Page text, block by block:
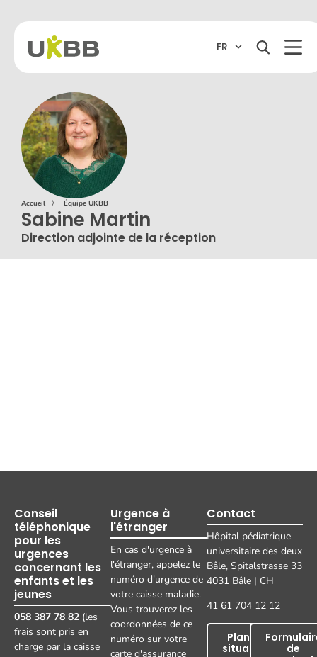
FR
Accueil 〉 Équipe UKBB
Sabine Martin
Direction adjointe de la réception
Conseil
téléphonique
pour les
urgences
concernant les
enfants et les
jeunes
058 387 78 82 (les
frais sont pris en
charge par la caisse
Urgence à
l'étranger
En cas d'urgence à
l'étranger, appelez le
numéro d'urgence de
votre caisse maladie.
Vous trouverez les
coordonnées de ce
numéro sur votre
carte d'assurance
Contact
Hôpital pédiatrique
universitaire des deux
Bâle, Spitalstrasse 33
4031 Bâle | CH
41 61 704 12 12
Plan de
situation
de